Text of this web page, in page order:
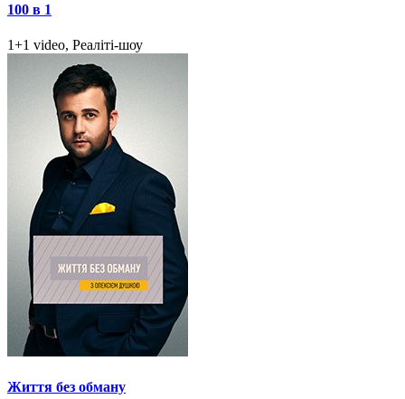
100 в 1
1+1 video, Реаліті-шоу
Життя без обману